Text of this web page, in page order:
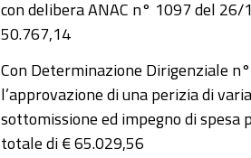
con delibera ANAC n° 1097 del
50.767,14
Con Determinazione Dirigenziale
l’approvazione di una perizia di
sottomissione ed impegno di
totale di € 65.029,56